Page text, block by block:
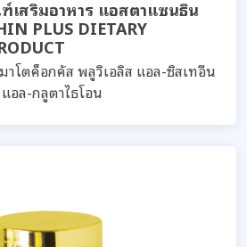
เสริมอาหาร แอสตาแซนธิน
PLUS DIETARY
าโตค็อกคัส พลูวิเอลิส แอล-ซิสเทอีน
อล-กลูตาไธโอน